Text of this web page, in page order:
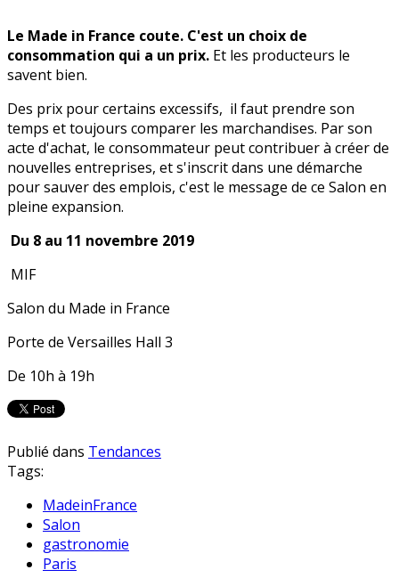
Le Made in France coute. C'est un choix de
consommation qui a un prix. Et les producteurs le
savent bien.
Des prix pour certains excessifs, il faut prendre son
temps et toujours comparer les marchandises. Par son
acte d'achat, le consommateur peut contribuer à créer de
nouvelles entreprises, et s'inscrit dans une démarche
pour sauver des emplois, c'est le message de ce Salon en
pleine expansion.
Du 8 au 11 novembre 2019
MIF
Salon du Made in France
Porte de Versailles Hall 3
De 10h à 19h
Publié dans Tendances
Tags:
MadeinFrance
Salon
gastronomie
Paris